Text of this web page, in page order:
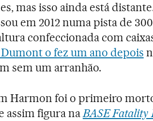
mas isso ainda está
em 2012 numa pista de
confeccionada com
o fez um ano depois
sem um arranhão.
Harmon foi o primeiro
assim figura naBASE Fatality